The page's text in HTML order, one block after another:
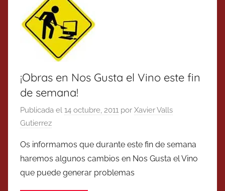
¡Obras en Nos Gusta el Vino este fin
de semana!
Publicada el 14 octubre, 2011 por Xavier Valls
Gutierrez
Os informamos que durante este fin de semana
haremos algunos cambios en Nos Gusta el Vino
que puede generar problemas